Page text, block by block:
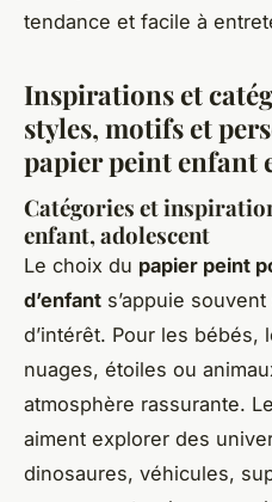
tendance et facile à
Inspirations et
styles, motifs et
papier peint enfant
Catégories et
enfant, adolescent
Le choix du papier peint
d’enfant s’appuie
d’intérêt. Pour les bébés,
nuages, étoiles ou
atmosphère rassurante.
aiment explorer des
dinosaures, véhicules,